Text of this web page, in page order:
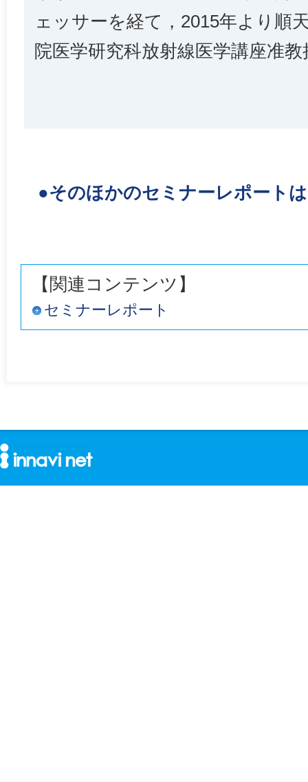
ェッサーを経て，2015年より順
院医学研究科放射線医学講座准教
●そのほかのセミナーレポート
【関連コンテンツ】
セミナーレポート